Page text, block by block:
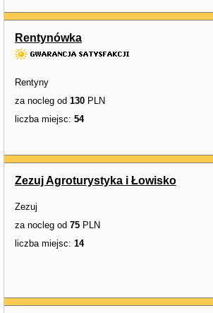
Rentynówka
Rentyny
za nocleg od 130 PLN
liczba miejsc: 54
Zezuj Agroturystyka i Łowisko
Zezuj
za nocleg od 75 PLN
liczba miejsc: 14